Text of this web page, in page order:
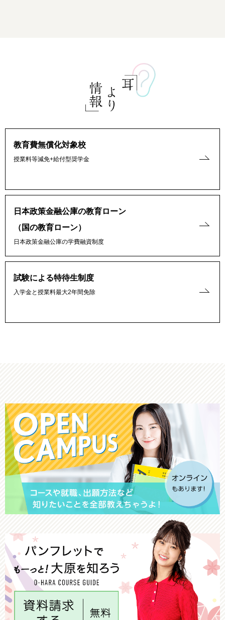
教育費無償化対象校
授業料等減免+給付型奨学金
日本政策金融公庫の教育ローン
（国の教育ローン）
日本政策金融公庫の学費融資制度
試験による特待生制度
入学金と授業料最大2年間免除